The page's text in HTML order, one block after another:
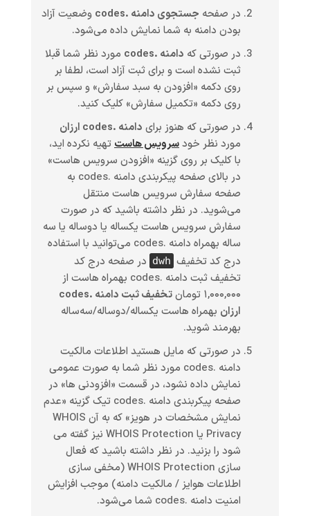
در صفحه جستجوی دامنه .codes
وضعیت آزاد
بودن دامنه به شما نمایش داده می‌شود.
در صورتی که دامنه .codes
مورد نظر شما قبلا
ثبت نشده است و برای ثبت آزاد است، لطفا بر
روی دکمه «افزودن به سبد سفارش» و سپس بر
روی دکمه «تکمیل سفارش» کلیک کنید.
در صورتی که هنوز برای دامنه .codes ارزان
مورد نظر خودسرویس هاستتهیه نکرده اید،
با کلیک بر روی گزینه «افزودن سرویس هاست»
در بالای صفحه پیکربندی دامنه .codes به
صفحه سفارش سرویس هاست منتقل
می‌شوید. در نظر داشته باشید که در صورت
سفارش سرویس هاست یکساله یا دوساله یا سه
ساله بهمراه دامنه .codes می‌توانید با استفاده
درج کد تخفیف dwh در صفحه درج کد
تخفیف ثبت دامنه .codes بهمراه هاست از
۱,۰۰۰,۰۰۰ تومان
تخفیف ثبت دامنه .codes
ارزان بهمراه هاست یکساله/دوساله/سه‌ساله
بهرمند شوید.
در صورتی که مایل هستید اطلاعات مالکیت
دامنه .codes مورد نظر شما به صورت عمومی
نمایش داده نشود، در قسمت «افزودنی ها» در
صفحه پیکربندی دامنه .codes تیک گزینه «عدم
نمایش مشخصات در هویز» که به آن WHOIS
Privacy یا WHOIS Protection نیز گفته می
شود را بزنید. در نظر داشته باشید که فعال
سازی WHOIS Protection (مخفی سازی
اطلاعات هوایز / مالکیت دامنه) موجب افزایش
امنیت دامنه .codes شما می‌شود.